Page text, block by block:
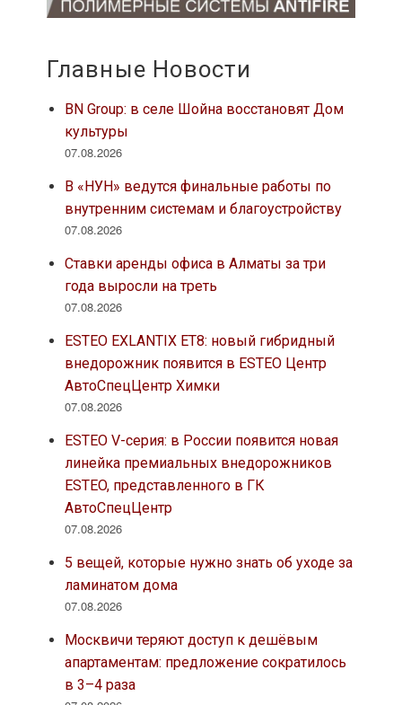
Главные Новости
BN Group: в селе Шойна восстановят Дом
культуры
07.08.2026
В «НУН» ведутся финальные работы по
внутренним системам и благоустройству
07.08.2026
Ставки аренды офиса в Алматы за три
года выросли на треть
07.08.2026
ESTEO EXLANTIX ET8: новый гибридный
внедорожник появится в ESTEO Центр
АвтоСпецЦентр Химки
07.08.2026
ESTEO V-серия: в России появится новая
линейка премиальных внедорожников
ESTEO, представленного в ГК
АвтоСпецЦентр
07.08.2026
5 вещей, которые нужно знать об уходе за
ламинатом дома
07.08.2026
Москвичи теряют доступ к дешёвым
апартаментам: предложение сократилось
в 3–4 раза